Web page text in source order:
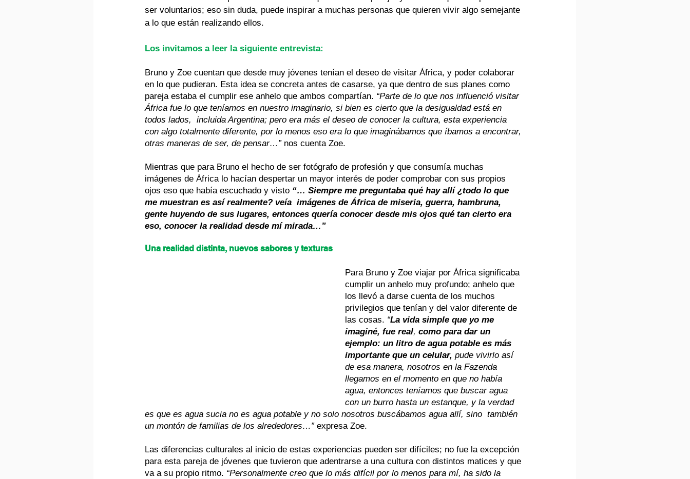
ser voluntarios; eso sin duda, puede inspirar a muchas personas que quieren vivir algo semejante
a lo que están realizando ellos.
Los invitamos a leer la siguiente entrevista:
Bruno y Zoe cuentan que desde muy jóvenes tenían el deseo de visitar África, y poder colaborar
en lo que pudieran. Esta idea se concreta antes de casarse, ya que dentro de sus planes como
pareja estaba el cumplir ese anhelo que ambos compartían. “Parte de lo que nos influenció visitar
África fue lo que teníamos en nuestro imaginario, si bien es cierto que la desigualdad está en
todos lados,  incluida Argentina; pero era más el deseo de conocer la cultura, esta experiencia
con algo totalmente diferente, por lo menos eso era lo que imaginábamos que íbamos a encontrar,
otras maneras de ser, de pensar…” nos cuenta Zoe.
Mientras que para Bruno el hecho de ser fotógrafo de profesión y que consumía muchas
imágenes de África lo hacían despertar un mayor interés de poder comprobar con sus propios
ojos eso que había escuchado y visto “… Siempre me preguntaba qué hay allí ¿todo lo que
me muestran es así realmente? veía  imágenes de África de miseria, guerra, hambruna,
gente huyendo de sus lugares, entonces quería conocer desde mis ojos qué tan cierto era
eso, conocer la realidad desde mí mirada…”
Una realidad distinta, nuevos sabores y texturas
Para Bruno y Zoe viajar por África significaba
cumplir un anhelo muy profundo; anhelo que
los llevó a darse cuenta de los muchos
privilegios que tenían y del valor diferente de
las cosas. “La vida simple que yo me
imaginé, fue real, como para dar un
ejemplo: un litro de agua potable es más
importante que un celular, pude vivirlo así
de esa manera, nosotros en la Fazenda
llegamos en el momento en que no había
agua, entonces teníamos que buscar agua
con un burro hasta un estanque, y la verdad
es que es agua sucia no es agua potable y no solo nosotros buscábamos agua allí, sino  también
un montón de familias de los alrededores…” expresa Zoe.
Las diferencias culturales al inicio de estas experiencias pueden ser difíciles; no fue la excepción
para esta pareja de jóvenes que tuvieron que adentrarse a una cultura con distintos matices y que
va a su propio ritmo. “Personalmente creo que lo más difícil por lo menos para mí, ha sido la